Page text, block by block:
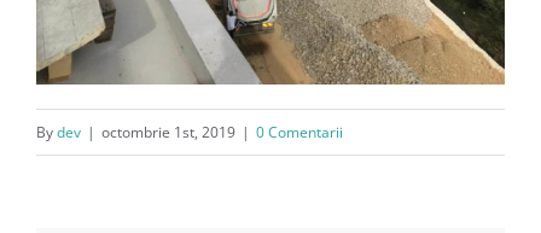
Bydev | octombrie 1st, 2019 | 0 Comentarii